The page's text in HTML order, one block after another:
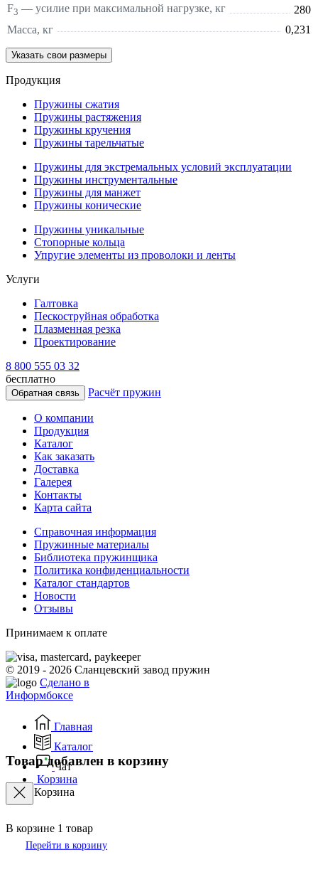
F3 — усилие при максимальной нагрузке, кг
280
Масса, кг
0,231
Указать свои размеры
Продукция
Пружины сжатия
Пружины растяжения
Пружины кручения
Пружины тарельчатые
Пружины для экстремальных условий эксплуатации
Пружины инструментальные
Пружины для манжет
Пружины конические
Пружины уникальные
Стопорные кольца
Упругие элементы из проволоки и ленты
Услуги
Галтовка
Пескоструйная обработка
Плазменная резка
Проектирование
8 800 555 03 32
бесплатно
Обратная связь Расчёт пружин
О компании
Продукция
Каталог
Как заказать
Доставка
Галерея
Контакты
Карта сайта
Справочная информация
Пружинные материалы
Библиотека пружинщика
Политика конфиденциальности
Каталог стандартов
Новости
Отзывы
Принимаем к оплате
© 2019 - 2026 Сланцевский завод пружин
Сделано в
Информбоксе
Главная
Каталог
Чат
Корзина
Корзина
Товар добавлен в корзину
В корзине 1 товар
Перейти в корзину